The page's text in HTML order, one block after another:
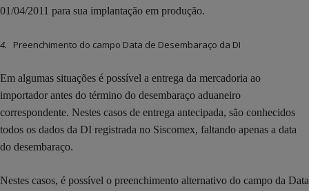
01/04/2011 para sua implantação em produção.
4. Preenchimento do campo Data de Desembaraço da DI
Em algumas situações é possível a entrega da mercadoria ao
importador antes do término do desembaraço aduaneiro
correspondente. Nestes casos de entrega antecipada, são conhecidos
todos os dados da DI registrada no Siscomex, faltando apenas a data
do desembaraço.
Nestes casos, é possível o preenchimento alternativo do campo da Data